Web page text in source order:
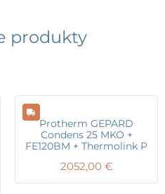
produkty
Protherm GEPARD
Condens 25 MKO +
FE120BM + Thermolink P
2052,00 €